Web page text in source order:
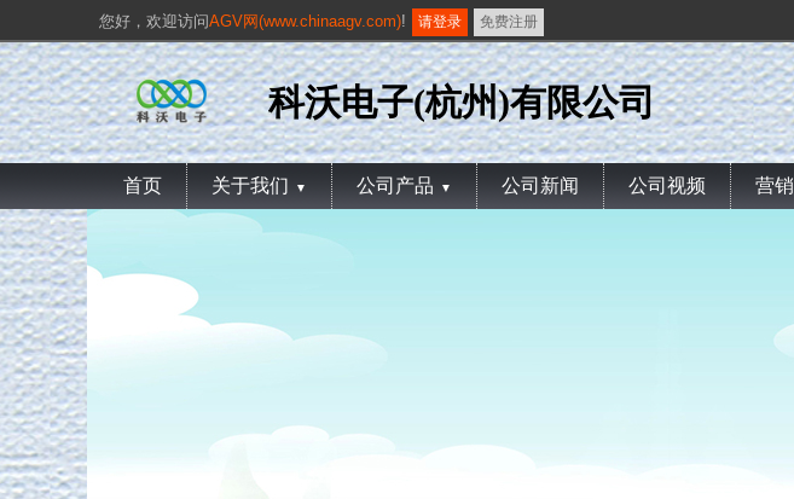
您好， 欢迎访问AGV网(www.chinaagv.com)! 请登录 免费注册
科沃电子(杭州)有限公司
首页 关于我们 ▼ 公司产品 ▼ 公司新闻 公司视频 营